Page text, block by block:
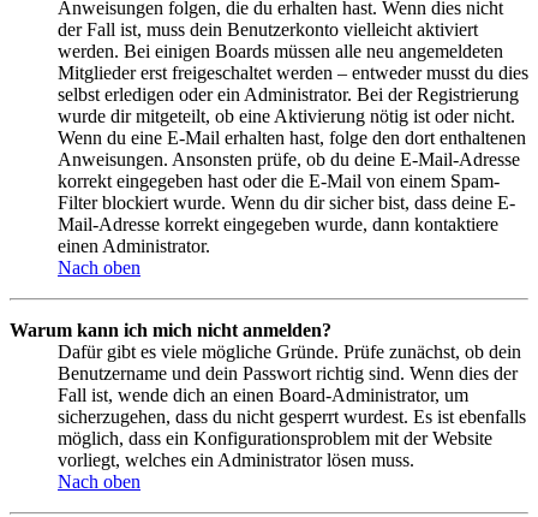
Anweisungen folgen, die du erhalten hast. Wenn dies nicht
der Fall ist, muss dein Benutzerkonto vielleicht aktiviert
werden. Bei einigen Boards müssen alle neu angemeldeten
Mitglieder erst freigeschaltet werden – entweder musst du dies
selbst erledigen oder ein Administrator. Bei der Registrierung
wurde dir mitgeteilt, ob eine Aktivierung nötig ist oder nicht.
Wenn du eine E-Mail erhalten hast, folge den dort enthaltenen
Anweisungen. Ansonsten prüfe, ob du deine E-Mail-Adresse
korrekt eingegeben hast oder die E-Mail von einem Spam-
Filter blockiert wurde. Wenn du dir sicher bist, dass deine E-
Mail-Adresse korrekt eingegeben wurde, dann kontaktiere
einen Administrator.
Nach oben
Warum kann ich mich nicht anmelden?
Dafür gibt es viele mögliche Gründe. Prüfe zunächst, ob dein
Benutzername und dein Passwort richtig sind. Wenn dies der
Fall ist, wende dich an einen Board-Administrator, um
sicherzugehen, dass du nicht gesperrt wurdest. Es ist ebenfalls
möglich, dass ein Konfigurationsproblem mit der Website
vorliegt, welches ein Administrator lösen muss.
Nach oben